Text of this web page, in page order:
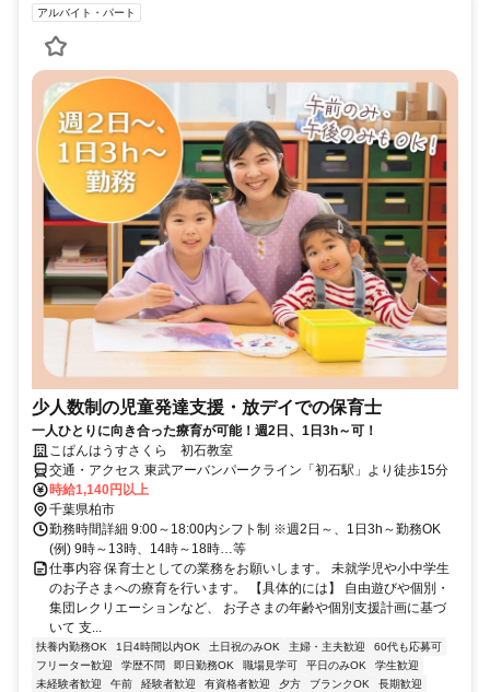
アルバイト・パート
少人数制の児童発達支援・放デイでの保育士
一人ひとりに向き合った療育が可能！週2日、1日3h～可！
こぱんはうすさくら 初石教室
交通・アクセス 東武アーバンパークライン「初石駅」より徒歩15分
時給1,140円以上
千葉県柏市
勤務時間詳細 9:00～18:00内シフト制 ※週2日～、1日3h～勤務OK
(例) 9時～13時、14時～18時…等
仕事内容 保育士としての業務をお願いします。 未就学児や小中学生
のお子さまへの療育を行います。 【具体的には】 自由遊びや個別・
集団レクリエーションなど、 お子さまの年齢や個別支援計画に基づ
いて 支...
扶養内勤務OK 1日4時間以内OK 土日祝のみOK 主婦・主夫歓迎
60代も応募可
フリーター歓迎
学歴不問 即日勤務OK 職場見学可 平日のみOK
学生歓迎
未経験者歓迎
午前 経験者歓迎 有資格者歓迎 夕方 ブランクOK
長期歓迎